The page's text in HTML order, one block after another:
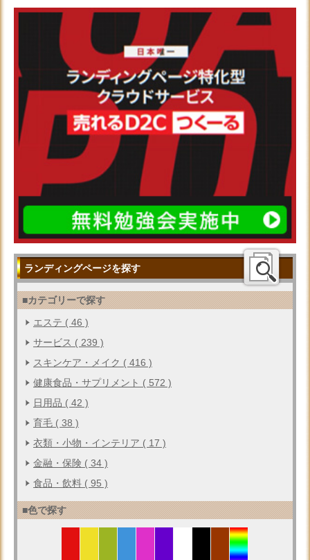
ランディングページを探す
■カテゴリーで探す
エステ ( 46 )
サービス ( 239 )
スキンケア・メイク ( 416 )
健康食品・サプリメント ( 572 )
日用品 ( 42 )
育毛 ( 38 )
衣類・小物・インテリア ( 17 )
金融・保険 ( 34 )
食品・飲料 ( 95 )
■色で探す